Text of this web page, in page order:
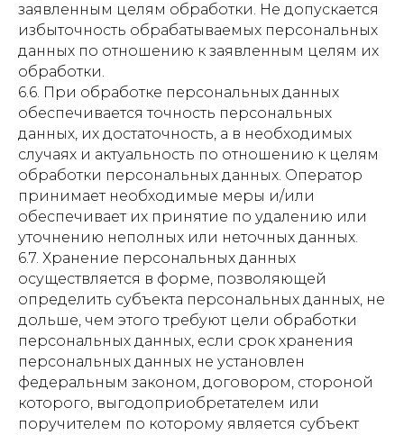
заявленным целям обработки. Не допускается
избыточность обрабатываемых персональных
данных по отношению к заявленным целям их
обработки.
6.6. При обработке персональных данных
обеспечивается точность персональных
данных, их достаточность, а в необходимых
случаях и актуальность по отношению к целям
обработки персональных данных. Оператор
принимает необходимые меры и/или
обеспечивает их принятие по удалению или
уточнению неполных или неточных данных.
6.7. Хранение персональных данных
осуществляется в форме, позволяющей
определить субъекта персональных данных, не
дольше, чем этого требуют цели обработки
персональных данных, если срок хранения
персональных данных не установлен
федеральным законом, договором, стороной
которого, выгодоприобретателем или
поручителем по которому является субъект